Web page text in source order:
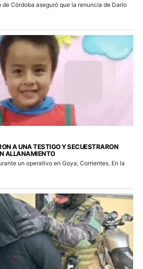
de Córdoba aseguró que la renuncia de Darío
A UNA TESTIGO Y SECUESTRARON
ALLANAMIENTO
un operativo en Goya, Corrientes. En la